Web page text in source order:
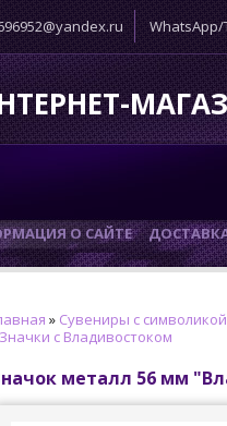
WhatsApp/
О САЙТЕ
» Сувениры с
Значки с Владивостоком
металл 56 мм